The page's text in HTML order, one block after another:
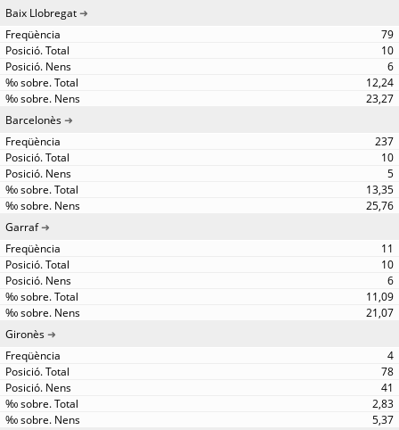
Baix Llobregat
79
10
6
12,24
23,27
Barcelonès
237
10
5
13,35
25,76
Garraf
11
10
6
11,09
21,07
Gironès
4
78
41
2,83
5,37